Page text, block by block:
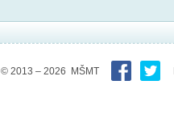
© 2013 – 2026 MŠMT